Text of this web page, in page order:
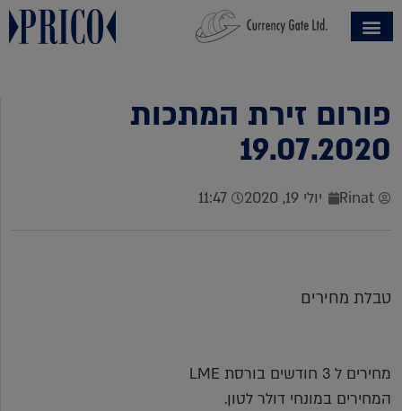
פורום זירת המתכות
19.07.2020
Rinat יולי 19, 2020 11:47
טבלת מחירים
מחירים ל 3 חודשים בורסת LME
המחירים במונחי דולר לטון.